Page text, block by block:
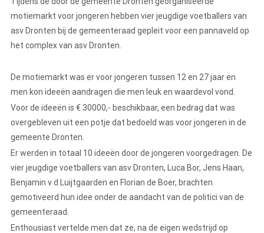
motiemarkt voor jongeren hebben vier jeugdige voetballers van
asv Dronten bij de gemeenteraad gepleit voor een pannaveld op
het complex van asv Dronten.
De motiemarkt was er voor jongeren tussen 12 en 27 jaar en
men kon ideeën aandragen die men leuk en waardevol vond.
Voor de ideeën is € 30000,- beschikbaar, een bedrag dat was
overgebleven uit een potje dat bedoeld was voor jongeren in de
gemeente Dronten.
Er werden in totaal 10 ideeën door de jongeren voorgedragen. De
vier jeugdige voetballers van asv Dronten, Luca Bor, Jens Haan,
Benjamin v d Luijtgaarden en Florian de Boer, brachten
gemotiveerd hun idee onder de aandacht van de politici van de
gemeenteraad.
Enthousiast vertelde men dat ze, na de eigen wedstrijd op